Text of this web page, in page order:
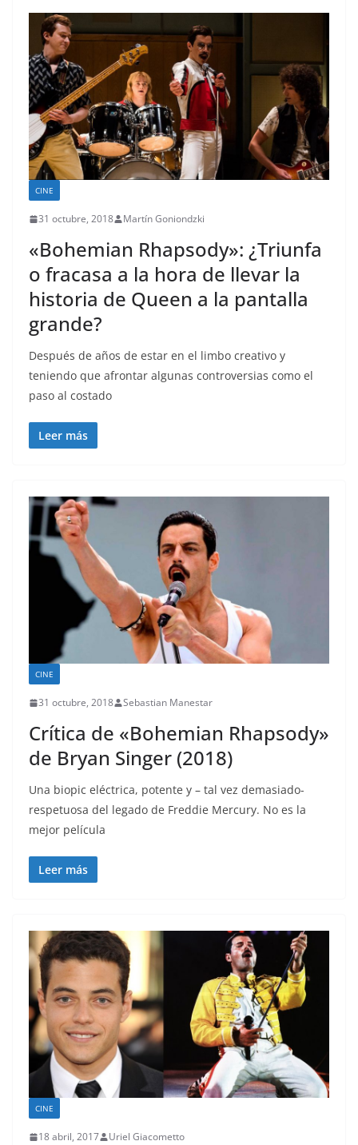
CINE
31 octubre, 2018 Martín Goniondzki
«Bohemian Rhapsody»: ¿Triunfa
o fracasa a la hora de llevar la
historia de Queen a la pantalla
grande?
Después de años de estar en el limbo creativo y
teniendo que afrontar algunas controversias como el
paso al costado
Leer más
CINE
31 octubre, 2018 Sebastian Manestar
Crítica de «Bohemian Rhapsody»
de Bryan Singer (2018)
Una biopic eléctrica, potente y – tal vez demasiado-
respetuosa del legado de Freddie Mercury. No es la
mejor película
Leer más
CINE
18 abril, 2017 Uriel Giacometto